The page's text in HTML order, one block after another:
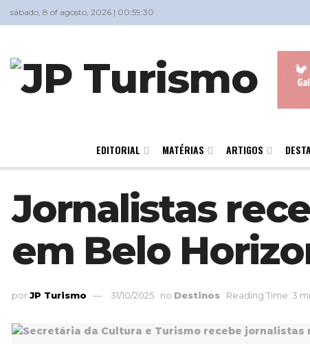
sábado, 8 of agosto, 2026 | 00:59:30
EDITORIAL MATÉRIAS ARTIGOS
Jornalistas
em Belo
porJP Turismo 31/10/2025 no Destinos Reading Time: 3